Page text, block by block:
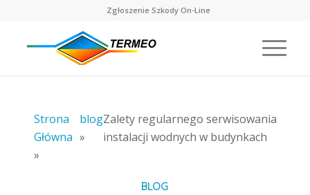
Zgłoszenie Szkody On-Line
Strona
Główna
»
blog
»
Zalety regularnego serwisowania
instalacji wodnych w budynkach
BLOG